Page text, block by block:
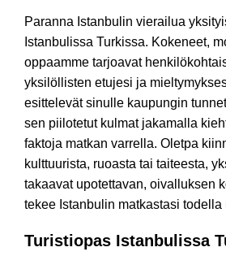
Paranna Istanbulin vierailua
Istanbulissa Turkissa. Kokeneet,
oppaamme tarjoavat
yksilöllisten etujesi ja
esittelevät sinulle kaupungin
sen piilotetut kulmat jakamalla
faktoja matkan varrella. Oletpa
kulttuurista, ruoasta tai taiteesta,
takaavat upotettavan, oivalluksen
tekee Istanbulin matkastasi todella
Turistiopas Istanbulissa